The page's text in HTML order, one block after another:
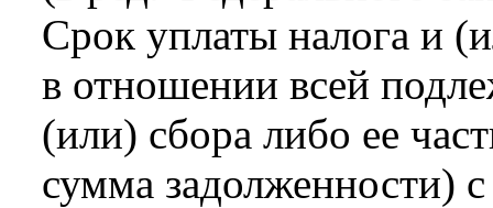
Срок уплаты налога и
в отношении всей
(или) сбора либо ее
сумма задолженности)